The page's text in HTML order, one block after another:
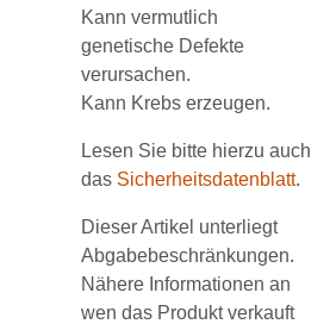
Kann vermutlich
genetische Defekte
verursachen.
Kann Krebs erzeugen.
Lesen Sie bitte hierzu auch
das Sicherheitsdatenblatt.
Dieser Artikel unterliegt
Abgabebeschränkungen.
Nähere Informationen an
wen das Produkt verkauft